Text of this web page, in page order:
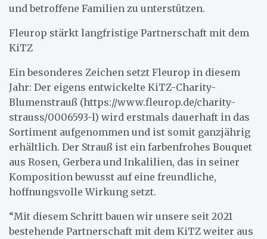
und betroffene Familien zu unterstützen.
Fleurop stärkt langfristige Partnerschaft mit dem
KiTZ
Ein besonderes Zeichen setzt Fleurop in diesem
Jahr: Der eigens entwickelte KiTZ-Charity-
Blumenstrauß (https://www.fleurop.de/charity-
strauss/0006593-l) wird erstmals dauerhaft in das
Sortiment aufgenommen und ist somit ganzjährig
erhältlich. Der Strauß ist ein farbenfrohes Bouquet
aus Rosen, Gerbera und Inkalilien, das in seiner
Komposition bewusst auf eine freundliche,
hoffnungsvolle Wirkung setzt.
“Mit diesem Schritt bauen wir unsere seit 2021
bestehende Partnerschaft mit dem KiTZ weiter aus